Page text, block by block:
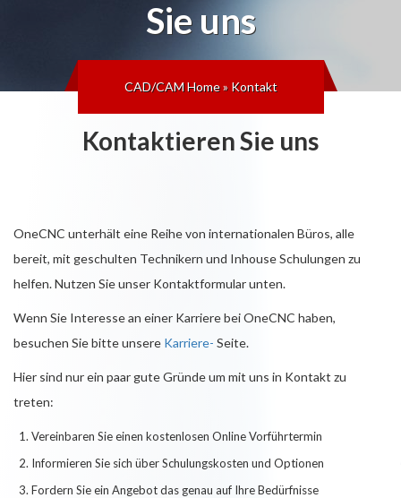
Sie uns
CAD/CAM Home» Kontakt
Kontaktieren Sie uns
OneCNC unterhält eine Reihe von internationalen Büros, alle
bereit, mit geschulten Technikern und Inhouse Schulungen zu
helfen. Nutzen Sie unser Kontaktformular unten.
Wenn Sie Interesse an einer Karriere bei OneCNC haben,
besuchen Sie bitte unsere Karriere- Seite.
Hier sind nur ein paar gute Gründe um mit uns in Kontakt zu
treten:
Vereinbaren Sie einen kostenlosen Online Vorführtermin
Informieren Sie sich über Schulungskosten und Optionen
Fordern Sie ein Angebot das genau auf Ihre Bedürfnisse